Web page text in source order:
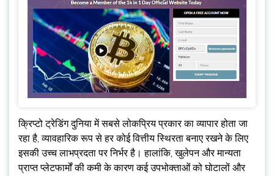
क्रिप्टो ट्रेडिंग दुनिया में सबसे लोकप्रिय प्रकार का व्यापार होता जा
रहा है, व्यावहारिक रूप से हर कोई वित्तीय स्थिरता बनाए रखने के लिए
इसकी उच्च लाभप्रदता पर निर्भर है। हालांकि, खुलेपन और मान्यता
प्राप्त प्लेटफार्मों की कमी के कारण कई उपभोक्ताओं को घोटालों और